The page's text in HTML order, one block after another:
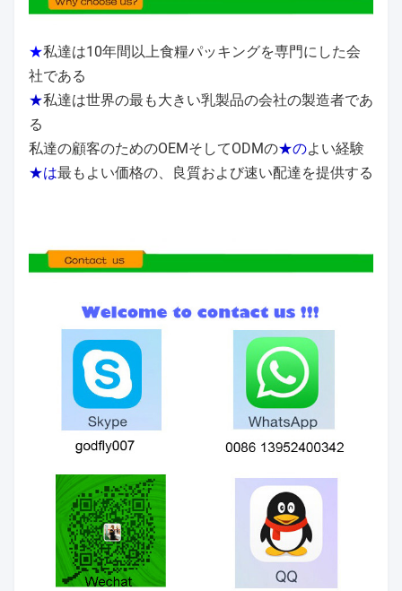
★私達は10年間以上食糧パッキングを専門にした会
社である
★私達は世界の最も大きい乳製品の会社の製造者であ
る
私達の顧客のためのOEMそしてODMの★のよい経験
★は最もよい価格の、良質および速い配達を提供する